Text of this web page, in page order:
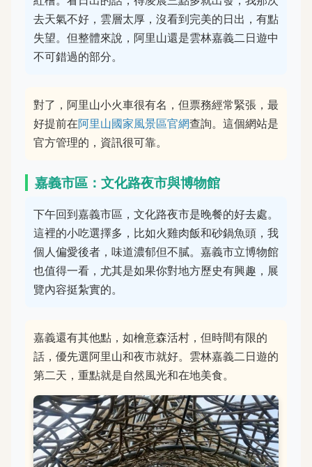
去天氣不好，雲層太厚，沒看到完美的日出，有點
失望。但整體來說，阿里山還是雲林嘉義二日遊中
不可錯過的部分。
對了，阿里山小火車很有名，但票務經常緊張，最
好提前在阿里山國家風景區官網查詢。這個網站是
官方管理的，資訊很可靠。
嘉義市區：文化路夜市與博物館
下午回到嘉義市區，文化路夜市是晚餐的好去處。
這裡的小吃選擇多，比如火雞肉飯和砂鍋魚頭，我
個人偏愛後者，味道濃郁但不膩。嘉義市立博物館
也值得一看，尤其是如果你對地方歷史有興趣，展
覽內容挺紮實的。
嘉義還有其他點，如檜意森活村，但時間有限的
話，優先選阿里山和夜市就好。雲林嘉義二日遊的
第二天，重點就是自然風光和在地美食。